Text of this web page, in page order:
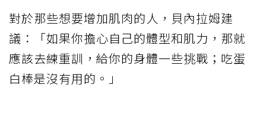
對於那些想要增加肌肉的人，貝內拉姆建
議：「如果你擔心自己的體型和肌力，那就
應該去練重訓，給你的身體一些挑戰；吃蛋
白棒是沒有用的。」